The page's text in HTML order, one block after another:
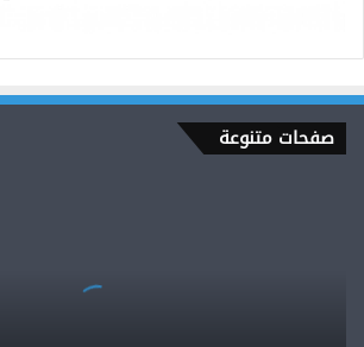
صفحات متنوعة